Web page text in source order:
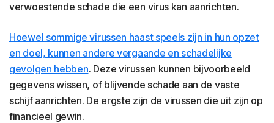
verwoestende schade die een virus kan aanrichten.
Hoewel sommige virussen haast speels zijn in hun opzet
en doel, kunnen andere vergaande en schadelijke
gevolgen hebben. Deze virussen kunnen bijvoorbeeld
gegevens wissen, of blijvende schade aan de vaste
schijf aanrichten. De ergste zijn de virussen die uit zijn op
financieel gewin.